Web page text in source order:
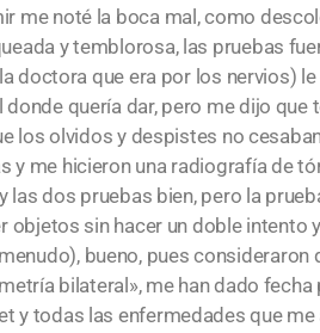
me noté la boca mal, como
y temblorosa, las pruebas
doctora que era por los nervios)
quería dar, pero me dijo
los olvidos y despistes no
me hicieron una radiografía de
las dos pruebas bien, pero la
objetos sin hacer un doble
bueno, pues consideraron
bilateral», me han dado
y todas las enfermedades que